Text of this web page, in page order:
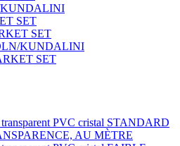
KUNDALINI
SET
SET
KUNDALINI
SET
transparent PVC cristal STANDARD
AU MÈTRE